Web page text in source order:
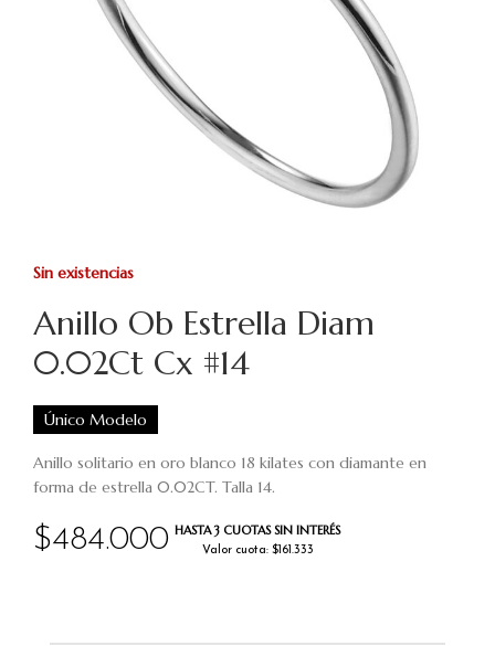
Anillo Ob Estrella Diam
0.02Ct Cx #14
$484.000 HASTA 3 CUOTAS SIN INTERÉS
Valor cuota: $161.333
Único Modelo
Anillo solitario en oro blanco 18 kilates con diamante en
forma de estrella 0.02CT. Talla 14.
Sin existencias